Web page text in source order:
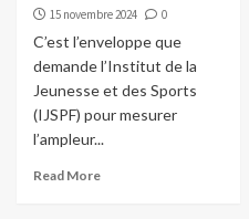
15 novembre 2024 0
C’est l’enveloppe que
demande l’Institut de la
Jeunesse et des Sports
(IJSPF) pour mesurer
l’ampleur...
Read More